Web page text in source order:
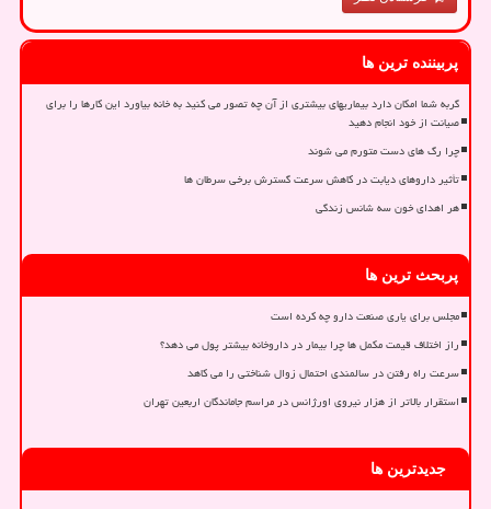
پربیننده ترین ها
گربه شما امکان دارد بیماریهای بیشتری از آن چه تصور می کنید به خانه بیاورد این کارها را برای
صیانت از خود انجام دهید
چرا رگ های دست متورم می شوند
تأثیر داروهای دیابت در کاهش سرعت گسترش برخی سرطان ها
هر اهدای خون سه شانس زندگی
پربحث ترین ها
مجلس برای یاری صنعت دارو چه کرده است
راز اختلاف قیمت مکمل ها چرا بیمار در داروخانه بیشتر پول می دهد؟
سرعت راه رفتن در سالمندی احتمال زوال شناختی را می کاهد
استقرار بالاتر از هزار نیروی اورژانس در مراسم جاماندگان اربعین تهران
جدیدترین ها